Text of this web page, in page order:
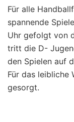
Für alle
spannende
Uhr gefolgt von
tritt die D-
den Spielen auf
Für das leibliche
gesorgt.